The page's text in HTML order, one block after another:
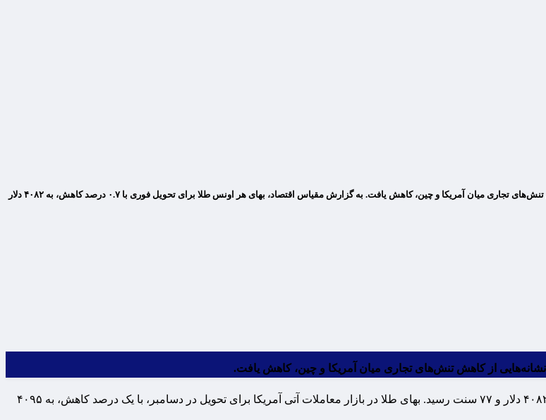
قیمت هر اونس طلا در معاملات روز دوشنبه بازار جهانی، تحت تاثیر تقویت ارزش دلار و نشانه‌هایی از کاهش تنش‌های تجاری میان آمریکا و چین، کاهش یافت. به گزارش مقیاس اقتصاد، بهای هر اونس طلا برای تحویل فوری با ۰.۷ درصد کاهش، به ۴۰۸۲ دلار
از کاهش تنش‌های تجاری میان آمریکا و چین، کاهش یافت.
به گزارش مقیاس اقتصاد، بهای هر اونس طلا برای تحویل فوری با ۰.۷ درصد کاهش، به ۴۰۸۲ دلار و ۷۷ سنت رسید. بهای طلا در بازار معاملات آتی آمریکا برای تحویل در دسامبر، با یک درصد کاهش، به ۴۰۹۵